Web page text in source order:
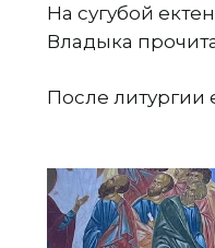
На сугубой
Владыка
После